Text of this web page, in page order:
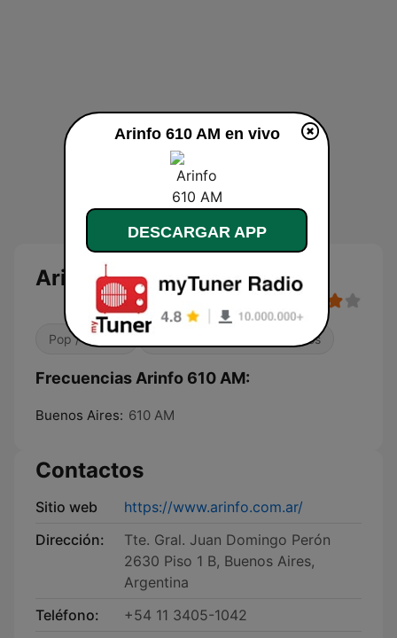
Arinfo 610 AM en vivo
Pop / Top 40 Contemporánea para adultos
Frecuencias Arinfo 610 AM:
Buenos Aires: 610 AM
Contactos
Sitio web
https://www.arinfo.com.ar/
Dirección:
Tte. Gral. Juan Domingo Perón
2630 Piso 1 B, Buenos Aires,
Argentina
Teléfono:
+54 11 3405-1042
Arinfo 610 AM en vivo
DESCARGAR APP